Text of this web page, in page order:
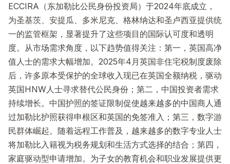
ECCIRA（东加勒比公民身份投资局）于2024年底成立，
为圣基茨、安提瓜、多米尼克、格林纳达和圣卢西亚提供统
一的监管框架，显著提升了这些项目的国际认可度和透明
度。从市场需求角度，以下趋势值得关注：第一，英国高净
值人士的需求大幅增加。2025年4月英国非住宅税制度废除
后，许多原本受保护的全球收入现已在英国全额纳税，驱动
英国HNW人士寻求替代公民身份；第二，中国投资者需求
持续增长。中国护照的签证限制促使越来越多的中国商人通
过加勒比护照获得申根区和英国的免签准入；第三，数字游
民群体崛起。随着远程工作普及，越来越多的数字专业人士
将加勒比入籍视为税务规划和生活方式选择的结合；第四，
家庭驱动型申请增加。为子女的教育机会和职业发展提供更